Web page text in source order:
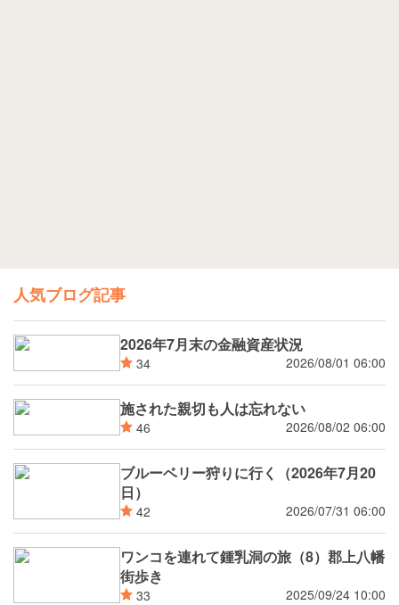
人気ブログ記事
2026年7月末の金融資産状況
34 2026/08/01 06:00
施された親切も人は忘れない
46 2026/08/02 06:00
ブルーベリー狩りに行く（2026年7月20
日）
42 2026/07/31 06:00
ワンコを連れて鍾乳洞の旅（8）郡上八幡
街歩き
33 2025/09/24 10:00